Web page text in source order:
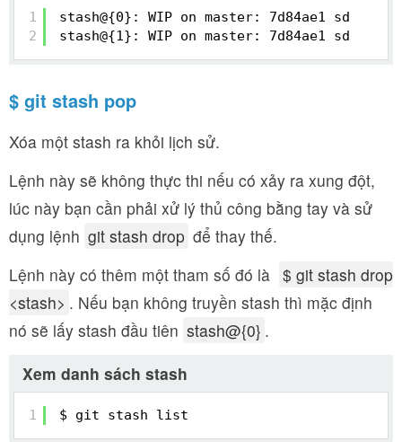
1
2
stash@{0}: WIP on master: 7d84ae1 sd
stash@{1}: WIP on master: 7d84ae1 sd
$ git stash pop
Xóa một stash ra khỏi lịch sử.
Lệnh này sẽ không thực thi nếu có xảy ra xung đột,
lúc này bạn cần phải xử lý thủ công bằng tay và sử
dụng lệnh git stash drop để thay thế.
Lệnh này có thêm một tham số đó là $ git stash drop
<stash> . Nếu bạn không truyền stash thì mặc định
nó sẽ lấy stash đầu tiên stash@{0} .
Xem danh sách stash
1 $ git stash list